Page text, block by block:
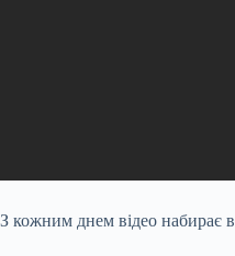
З кожним днем відео набирає